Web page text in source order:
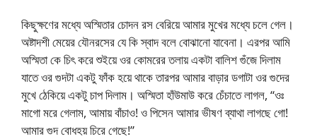
কিছুক্ষণের মধ্যে অস্মিতার চোদন রস বেরিয়ে আমার মুখের মধ্যে চলে গেল।
অষ্টাদশী মেয়ের যৌনরসের যে কি স্বাদ বলে বোঝানো যাবেনা। এরপর আমি
অস্মিতা কে চিৎ করে শুইয়ে ওর কোমরের তলায় একটা বালিশ গুঁজে দিলাম
যাতে ওর গুদটা একটু ফাঁক হয়ে থাকে তারপর আমার বাড়ার ডগাটা ওর গুদের
মুখে ঠেকিয়ে একটু চাপ দিলাম। অস্মিতা হাঁউমাউ করে চেঁচাতে লাগল, “ওঃ
মাগো মরে গেলাম, আমায় বাঁচাও! ও পিসেন আমার ভীষণ ব্যাথা লাগছে গো!
আমার গুদ বোধহয় চিরে গেছে!”